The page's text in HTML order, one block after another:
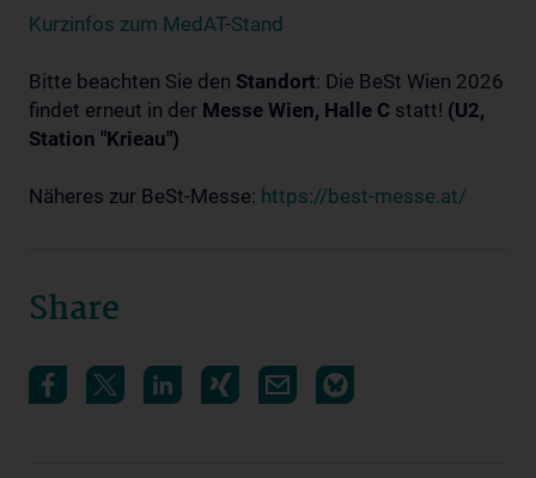
Kurzinfos zum MedAT-Stand
Bitte beachten Sie den Standort: Die BeSt Wien 2026
findet erneut in der Messe Wien, Halle C statt! (U2,
Station "Krieau")
Näheres zur BeSt-Messe: https://best-messe.at/
Share